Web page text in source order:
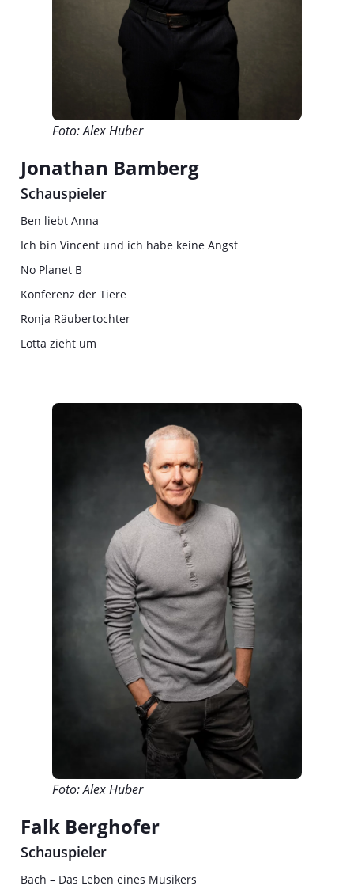
Foto: Alex Huber
Jonathan Bamberg
Schauspieler
Ben liebt Anna
Ich bin Vincent und ich habe keine Angst
No Planet B
Konferenz der Tiere
Ronja Räubertochter
Lotta zieht um
Foto: Alex Huber
Falk Berghofer
Schauspieler
Bach – Das Leben eines Musikers